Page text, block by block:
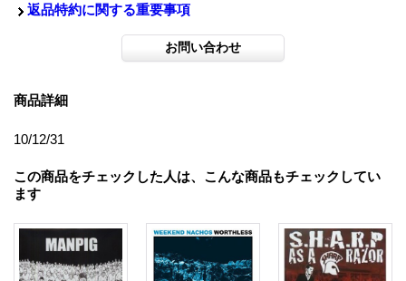
返品特約に関する重要事項
商品詳細
10/12/31
この商品をチェックした人は、こんな商品もチェックしてい
ます